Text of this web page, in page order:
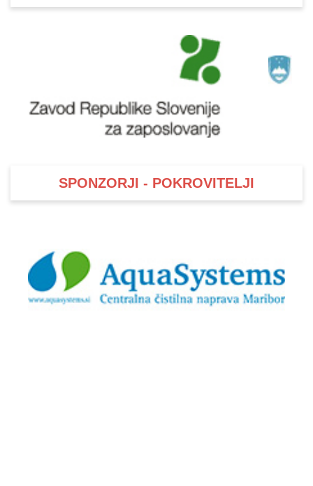
SPONZORJI - POKROVITELJI